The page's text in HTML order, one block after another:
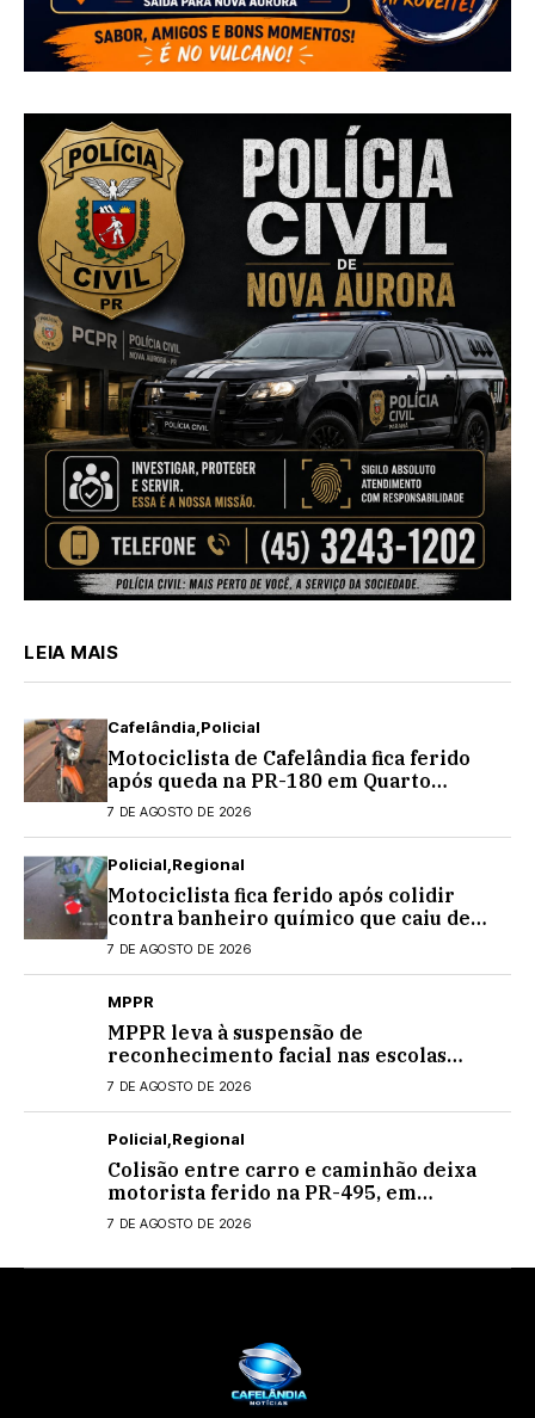
LEIA MAIS
Cafelândia Policial
Motociclista de Cafelândia fica ferido
após queda na PR-180 em Quarto
Centenário
7 DE AGOSTO DE 2026
Policial Regional
Motociclista fica ferido após colidir
contra banheiro químico que caiu de
caminhão na PRC-467, em Cascavel
7 DE AGOSTO DE 2026
MPPR
MPPR leva à suspensão de
reconhecimento facial nas escolas
estaduais
7 DE AGOSTO DE 2026
Policial Regional
Colisão entre carro e caminhão deixa
motorista ferido na PR-495, em
Medianeira
7 DE AGOSTO DE 2026